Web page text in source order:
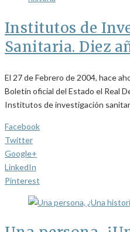
Institutos de
Sanitaria. Diez
El 27 de Febrero de 2004, hace
Boletín oficial del Estado el Real
Institutos de investigación
Facebook
Twitter
Google+
LinkedIn
Pinterest